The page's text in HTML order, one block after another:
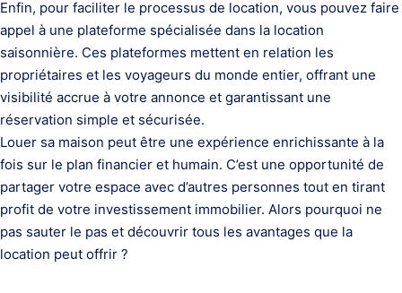
Enfin, pour faciliter le processus de location, vous pouvez faire
appel à une plateforme spécialisée dans la location
saisonnière. Ces plateformes mettent en relation les
propriétaires et les voyageurs du monde entier, offrant une
visibilité accrue à votre annonce et garantissant une
réservation simple et sécurisée.
Louer sa maison peut être une expérience enrichissante à la
fois sur le plan financier et humain. C’est une opportunité de
partager votre espace avec d’autres personnes tout en tirant
profit de votre investissement immobilier. Alors pourquoi ne
pas sauter le pas et découvrir tous les avantages que la
location peut offrir ?